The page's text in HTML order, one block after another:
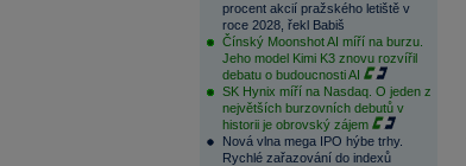
procent akcií pražského letiště v
roce 2028, řekl Babiš
Čínský Moonshot AI míří na burzu.
Jeho model Kimi K3 znovu rozvířil
debatu o budoucnosti AI
SK Hynix míří na Nasdaq. O jeden z
největších burzovních debutů v
historii je obrovský zájem
Nová vlna mega IPO hýbe trhy.
Rychlé zařazování do indexů